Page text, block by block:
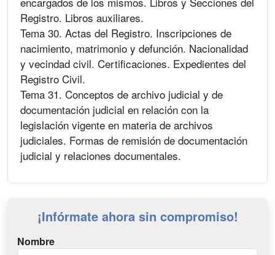
Registro. Libros auxiliares.
Tema 30. Actas del Registro. Inscripciones de
nacimiento, matrimonio y defunción. Nacionalidad
y vecindad civil. Certificaciones. Expedientes del
Registro Civil.
Tema 31. Conceptos de archivo judicial y de
documentación judicial en relación con la
legislación vigente en materia de archivos
judiciales. Formas de remisión de documentación
judicial y relaciones documentales.
¡Infórmate ahora sin compromiso!
Nombre